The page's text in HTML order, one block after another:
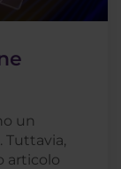
un
articolo